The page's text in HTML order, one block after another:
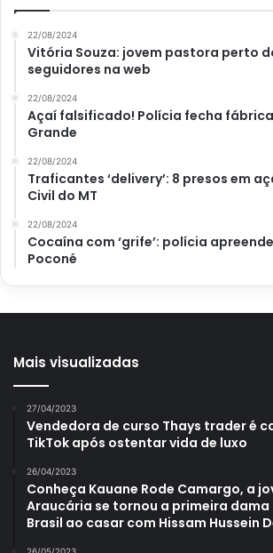
sem nenhum encardido é preciso seguir
Primeiro, retire todas partes que
esponja macia e detergente neutro
escorrendo;
Umedeça um pano em água quente,
detergente e passe em toda parte
Repita o processo enxaguando o
apenas com água, assim sua
perfeita.
Agora, se ela está manchada, é só
de bicarbonato com água quente,
Finalmente, é só enxaguar e
22/08/2024
Vitória Souza: jovem pastora perto
seguidores na web
22/08/2024
Açaí falsificado! Polícia fecha
Grande
22/08/2024
Traficantes ‘delivery’: 8 presos em
Civil do MT
22/08/2024
Cocaína com ‘grife’: polícia
Poconé
Mais visualizadas
27/04/2023
Vendedora de curso Thays trader é
TikTok após ostentar vida de luxo
26/04/2023
Conheça Kauane Rode Camargo, a
Araucária se tornou a primeira dama
Brasil ao casar com Hissam Hussein